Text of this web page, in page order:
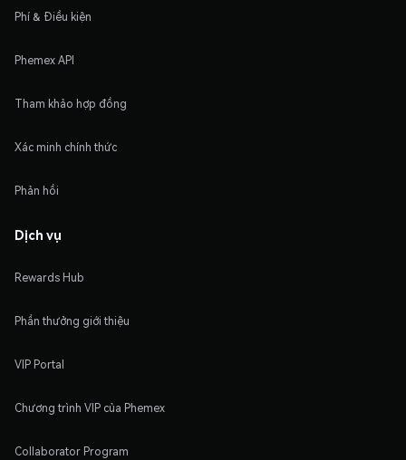
Phí & Điều kiện
Phemex API
Tham khảo hợp đồng
Xác minh chính thức
Phản hồi
Dịch vụ
Rewards Hub
Phần thưởng giới thiệu
VIP Portal
Chương trình VIP của Phemex
Collaborator Program